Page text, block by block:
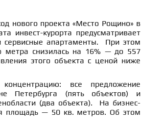
нового проекта «Место Рощино» в
инвест-курорта предусматривает
сервисные апартаменты. При этом
метра снизилась на 16% — до 557
этого объекта с ценой ниже
все предложение
Петербурга (пять объектов) и
(два объекта). На бизнес-
площадь — 50 кв. метров. Об этом